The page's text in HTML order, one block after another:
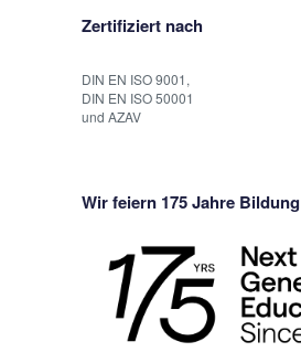
Zertifiziert nach
DIN EN ISO 9001,
DIN EN ISO 50001
und AZAV
Wir feiern 175 Jahre Bildung